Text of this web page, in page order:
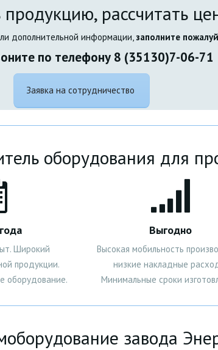
продукцию, рассчитать
дополнительной информации, заполните
по телефону 8 (35130)7-06-71
Заявка на сотрудничество
оборудования для
Широкий
продукции.
оборудование.
Выгодно
Высокая мобильность
низкие накладные
Минимальные сроки
завода